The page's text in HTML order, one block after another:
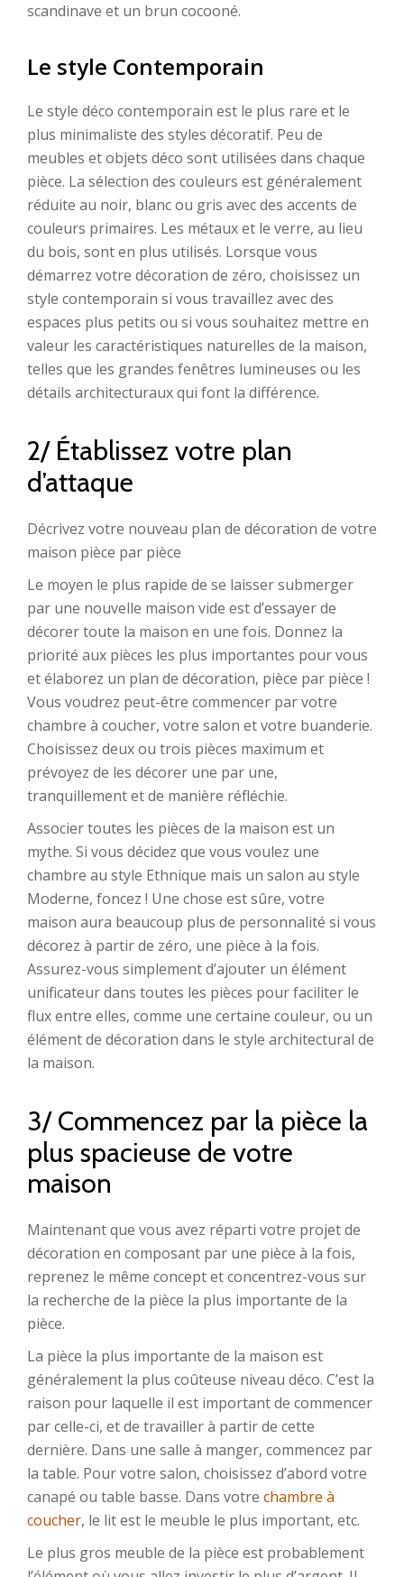
scandinave et un brun cocooné.
Le style Contemporain
Le style déco contemporain est le plus rare et le
plus minimaliste des styles décoratif. Peu de
meubles et objets déco sont utilisées dans chaque
pièce. La sélection des couleurs est généralement
réduite au noir, blanc ou gris avec des accents de
couleurs primaires. Les métaux et le verre, au lieu
du bois, sont en plus utilisés. Lorsque vous
démarrez votre décoration de zéro, choisissez un
style contemporain si vous travaillez avec des
espaces plus petits ou si vous souhaitez mettre en
valeur les caractéristiques naturelles de la maison,
telles que les grandes fenêtres lumineuses ou les
détails architecturaux qui font la différence.
2/ Établissez votre plan
d’attaque
Décrivez votre nouveau plan de décoration de votre
maison pièce par pièce
Le moyen le plus rapide de se laisser submerger
par une nouvelle maison vide est d’essayer de
décorer toute la maison en une fois. Donnez la
priorité aux pièces les plus importantes pour vous
et élaborez un plan de décoration, pièce par pièce !
Vous voudrez peut-être commencer par votre
chambre à coucher, votre salon et votre buanderie.
Choisissez deux ou trois pièces maximum et
prévoyez de les décorer une par une,
tranquillement et de manière réfléchie.
Associer toutes les pièces de la maison est un
mythe. Si vous décidez que vous voulez une
chambre au style Ethnique mais un salon au style
Moderne, foncez ! Une chose est sûre, votre
maison aura beaucoup plus de personnalité si vous
décorez à partir de zéro, une pièce à la fois.
Assurez-vous simplement d’ajouter un élément
unificateur dans toutes les pièces pour faciliter le
flux entre elles, comme une certaine couleur, ou un
élément de décoration dans le style architectural de
la maison.
3/ Commencez par la pièce la
plus spacieuse de votre
maison
Maintenant que vous avez réparti votre projet de
décoration en composant par une pièce à la fois,
reprenez le même concept et concentrez-vous sur
la recherche de la pièce la plus importante de la
pièce.
La pièce la plus importante de la maison est
généralement la plus coûteuse niveau déco. C’est la
raison pour laquelle il est important de commencer
par celle-ci, et de travailler à partir de cette
dernière. Dans une salle à manger, commencez par
la table. Pour votre salon, choisissez d’abord votre
canapé ou table basse. Dans votre chambre à
coucher, le lit est le meuble le plus important, etc.
Le plus gros meuble de la pièce est probablement